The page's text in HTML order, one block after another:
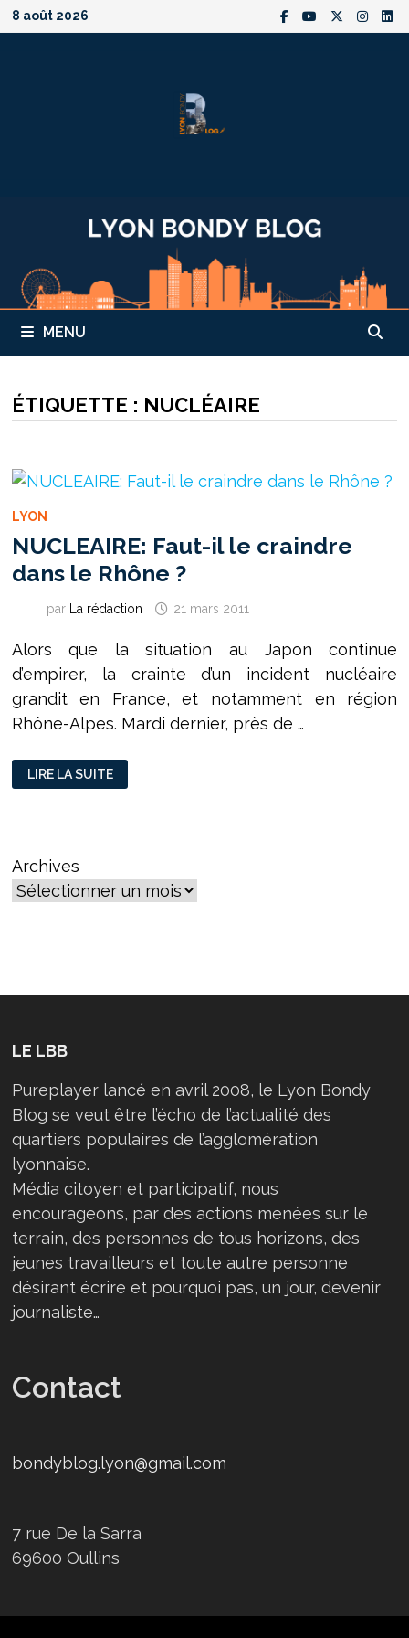
Passer
au
8 août 2026
MENU
ÉTIQUETTE : NUCLÉAIRE
LYON
NUCLEAIRE: Faut-il le craindre
dans le Rhône ?
par La rédaction 21 mars 2011
Alors que la situation au Japon continue
d’empirer, la crainte d’un incident nucléaire
grandit en France, et notamment en région
Rhône-Alpes. Mardi dernier, près de …
NUCLEAIRE:
FAUT-
IL
?
LIRE LA SUITE
Archives
LE LBB
Pureplayer lancé en avril 2008, le Lyon Bondy
Blog se veut être l’écho de l’actualité des
quartiers populaires de l’agglomération
lyonnaise.
Média citoyen et participatif, nous
encourageons, par des actions menées sur le
terrain, des personnes de tous horizons, des
jeunes travailleurs et toute autre personne
désirant écrire et pourquoi pas, un jour, devenir
journaliste…
Contact
bondyblog.lyon@gmail.com
7 rue De la Sarra
69600 Oullins